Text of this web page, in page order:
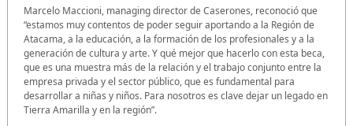
Marcelo Maccioni, managing director de Caserones, reconoció que
“estamos muy contentos de poder seguir aportando a la Región de
Atacama, a la educación, a la formación de los profesionales y a la
generación de cultura y arte. Y qué mejor que hacerlo con esta beca,
que es una muestra más de la relación y el trabajo conjunto entre la
empresa privada y el sector público, que es fundamental para
desarrollar a niñas y niños. Para nosotros es clave dejar un legado en
Tierra Amarilla y en la región”.